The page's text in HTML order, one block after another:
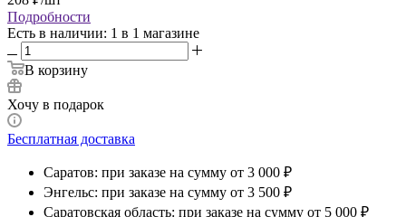
208
/шт
Варианты цен
208
Подробности
Есть в наличии
Бесплатная доставка